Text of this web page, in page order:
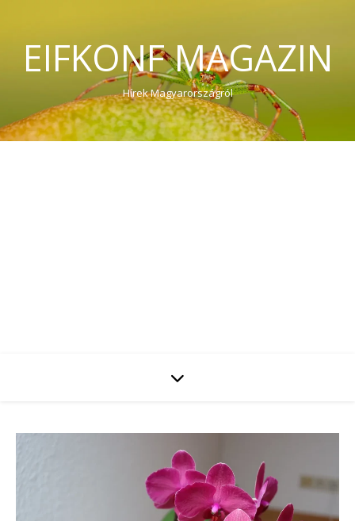
EIFKONF MAGAZIN
Hírek Magyarországról